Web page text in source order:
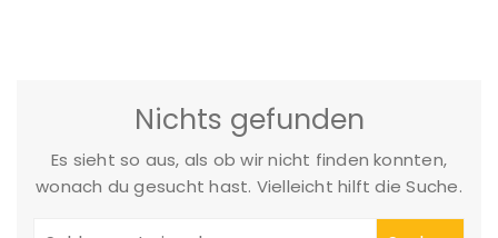
Nichts gefunden
Es sieht so aus, als ob wir nicht finden konnten,
wonach du gesucht hast. Vielleicht hilft die Suche.